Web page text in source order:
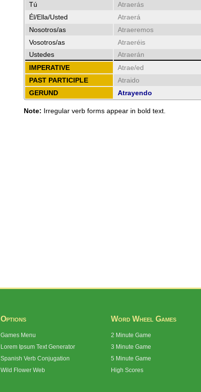
Tú
Atraerás
Él/Ella/Usted
Atraerá
Nosotros/as
Atraeremos
Vosotros/as
Atraeréis
Ustedes
Atraerán
IMPERATIVE
Atrae/ed
PAST PARTICIPLE
Atraido
GERUND
Atrayendo
Note: Irregular verb forms appear in bold text.
Options
Games Menu
Lorem Ipsum Text Generator
Spanish Verb Conjugation
Wild Flower Web
Word Wheel Games
2 Minute Game
3 Minute Game
5 Minute Game
High Scores